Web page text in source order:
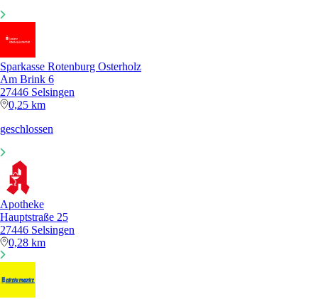
Sparkasse Rotenburg Osterholz
Am Brink 6
27446 Selsingen
0,25 km
geschlossen
Apotheke
Hauptstraße 25
27446 Selsingen
0,28 km